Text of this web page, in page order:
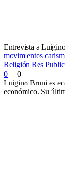
Entrevista a
movimientos
Religión Res
0
0
Luigino Bruni es
económico. Su